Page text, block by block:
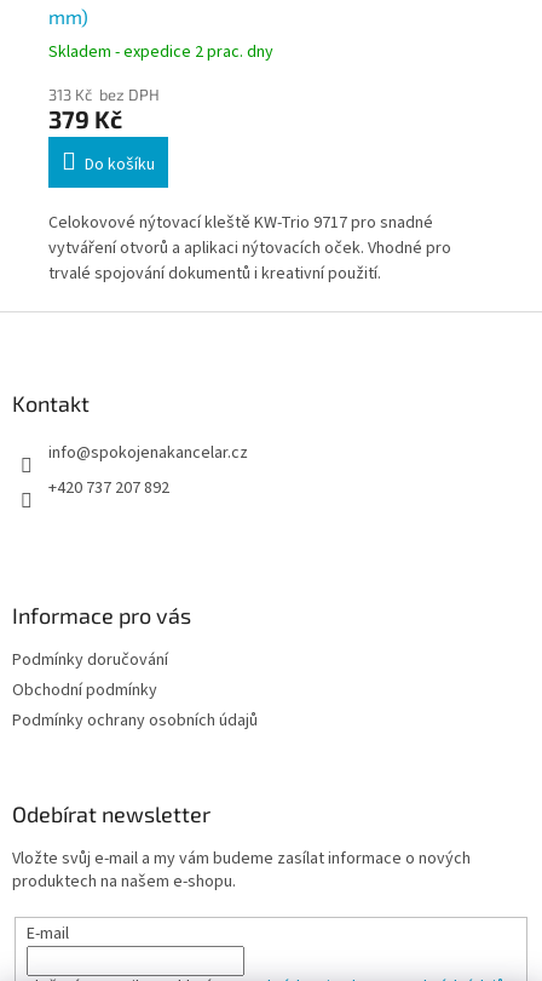
mm)
Skladem - expedice 2 prac. dny
313 Kč bez DPH
379 Kč
Do košíku
Celokovové nýtovací kleště KW-Trio 9717 pro snadné
vytváření otvorů a aplikaci nýtovacích oček. Vhodné pro
trvalé spojování dokumentů i kreativní použití.
Kontakt
info@spokojenakancelar.cz
+420 737 207 892
Informace pro vás
Podmínky doručování
Obchodní podmínky
Podmínky ochrany osobních údajů
Odebírat newsletter
Vložte svůj e-mail a my vám budeme zasílat informace o nových
produktech na našem e-shopu.
E-mail